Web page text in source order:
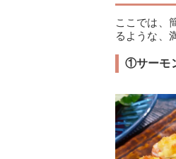
ここでは、
るような、
①サーモ